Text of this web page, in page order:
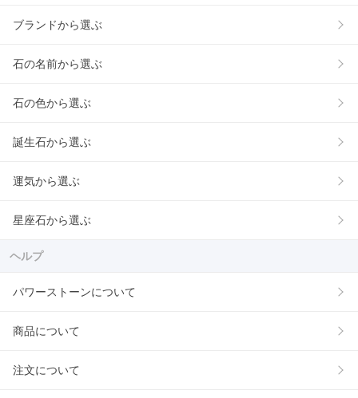
ブランドから選ぶ
石の名前から選ぶ
石の色から選ぶ
誕生石から選ぶ
運気から選ぶ
星座石から選ぶ
ヘルプ
パワーストーンについて
商品について
注文について